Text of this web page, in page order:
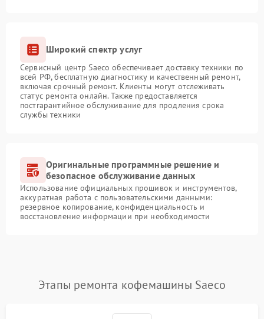
Широкий спектр услуг
Сервисный центр Saeco обеспечивает доставку техники по
всей РФ, бесплатную диагностику и качественный ремонт,
включая срочный ремонт. Клиенты могут отслеживать
статус ремонта онлайн. Также предоставляется
постгарантийное обслуживание для продления срока
службы техники
Оригинальные программные решение и
безопасное обслуживание данных
Использование официальных прошивок и инструментов,
аккуратная работа с пользовательскими данными:
резервное копирование, конфиденциальность и
восстановление информации при необходимости
Этапы ремонта кофемашины Saeco